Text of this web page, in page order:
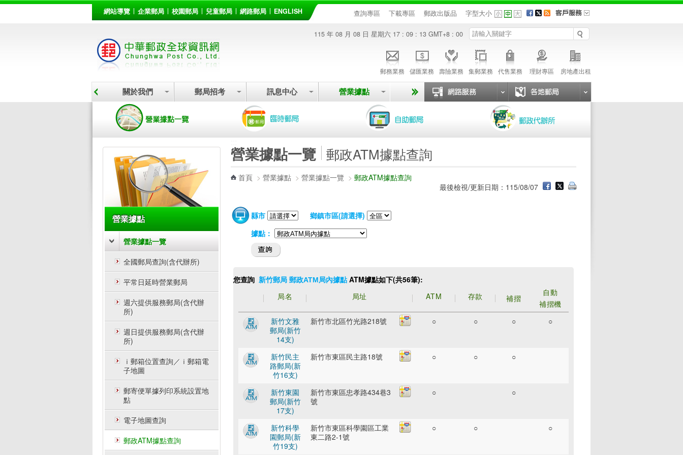
::: 網站導覽 企業郵局 校園郵局 兒童郵局 網路郵局 ENGLISH 查詢專區 下載專區 郵政出版品 字型大小
115 年 08 月 08 日 星期六 17 : 09 : 13 GMT+8 : 00
郵務業務 儲匯業務 壽險業務 集郵業務 代售業務 理財專區 房地產出租
關於我們 郵局招考 訊息中心 營業據點
營業據點
營業據點一覽
全國郵局查詢(含代辦所)
平常日延時營業郵局
週六提供服務郵局(含代辦
所)
週日提供服務郵局(含代辦
所)
ｉ郵箱位置查詢／ｉ郵箱電
子地圖
郵寄便單據列印系統設置地
點
電子地圖查詢
郵政ATM據點查詢
營業據點一覽 郵政ATM據點查詢
首頁 > 營業據點 > 營業據點一覽 > 郵政ATM據點查詢
最後檢視/更新日期：115/08/07
縣市
鄉鎮市區(請選擇)
據點：
您查詢 新竹郵局 郵政ATM局內據點 ATM據點如下(共56筆):
局名
局址 ATM 存款 補摺
自動
補摺機
新竹文雅
郵局(新竹
14支)
新竹市北區竹光路218號 ○ ○ ○ ○
新竹民主
路郵局(新
竹16支)
新竹市東區民主路18號 ○ ○ ○
新竹東園
郵局(新竹
17支)
新竹市東區忠孝路434巷3
號
○ ○
新竹科學
園郵局(新
竹19支)
新竹市東區科學園區工業
東二路2-1號
○ ○ ○